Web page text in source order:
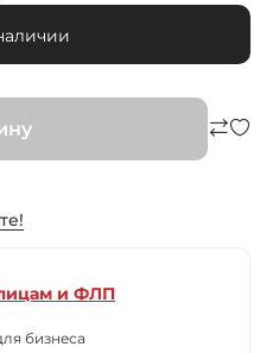
и ФЛП
бизнеса